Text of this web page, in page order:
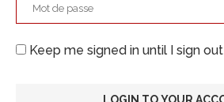
Keep me signed in until I sign out